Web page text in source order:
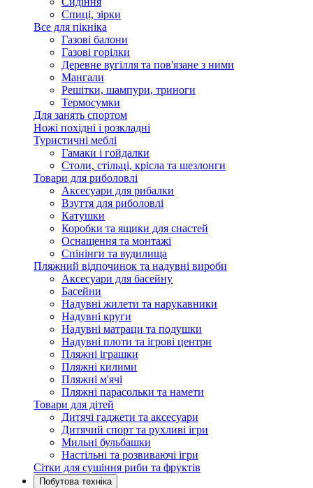
Спиці, зірки
Все для пікніка
Газові балони
Газові горілки
Деревне вугілля та пов'язане з ними
Мангали
Решітки, шампури, триноги
Термосумки
Для занять спортом
Ножі похідні і розкладні
Туристичні меблі
Гамаки і гойдалки
Столи, стільці, крісла та шезлонги
Товари для риболовлі
Аксесуари для рибалки
Взуття для риболовлі
Катушки
Коробки та ящики для снастей
Оснащення та монтажі
Спінінги та вудилища
Пляжний відпочинок та надувні вироби
Аксесуари для басейну
Басейни
Надувні жилети та нарукавники
Надувні круги
Надувні матраци та подушки
Надувні плоти та ігрові центри
Пляжні іграшки
Пляжні килими
Пляжні м'ячі
Пляжні парасольки та намети
Товари для дітей
Дитячі гаджети та аксесуари
Дитячий спорт та рухливі ігри
Мильні бульбашки
Настільні та розвиваючі ігри
Сітки для сушіння риби та фруктів
Побутова техніка